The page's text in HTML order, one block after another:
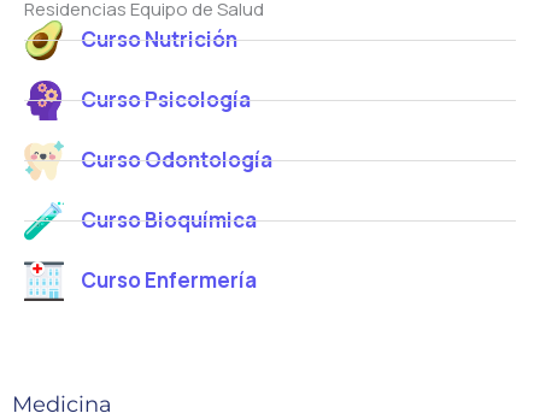
Residencias Equipo de Salud
Curso Nutrición
Curso Psicología
Curso Odontología
Curso Bioquímica
Curso Enfermería
Medicina